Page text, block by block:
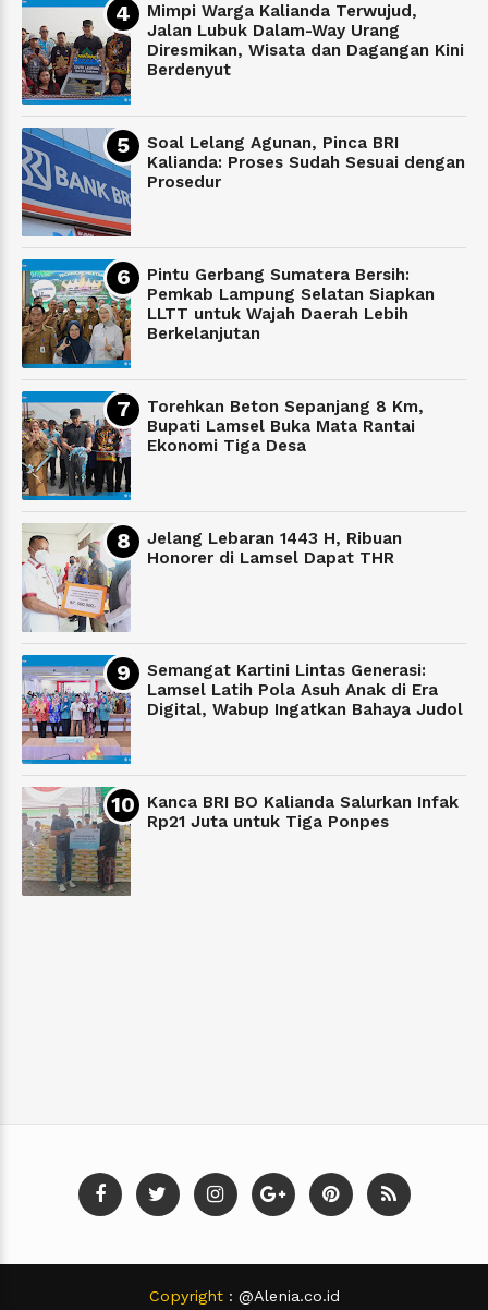
Mimpi Warga Kalianda Terwujud,
Jalan Lubuk Dalam-Way Urang
Diresmikan, Wisata dan Dagangan Kini
Berdenyut
Soal Lelang Agunan, Pinca BRI
Kalianda: Proses Sudah Sesuai dengan
Prosedur
Pintu Gerbang Sumatera Bersih:
Pemkab Lampung Selatan Siapkan
LLTT untuk Wajah Daerah Lebih
Berkelanjutan
Torehkan Beton Sepanjang 8 Km,
Bupati Lamsel Buka Mata Rantai
Ekonomi Tiga Desa
Jelang Lebaran 1443 H, Ribuan
Honorer di Lamsel Dapat THR
Semangat Kartini Lintas Generasi:
Lamsel Latih Pola Asuh Anak di Era
Digital, Wabup Ingatkan Bahaya Judol
Kanca BRI BO Kalianda Salurkan Infak
Rp21 Juta untuk Tiga Ponpes
Copyright: @Alenia.co.id